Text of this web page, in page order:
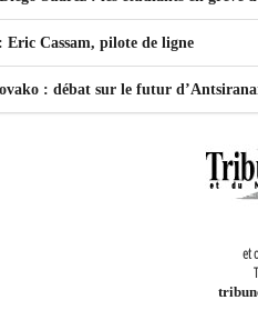
Eric Cassam, pilote de ligne
: débat sur le futur
et